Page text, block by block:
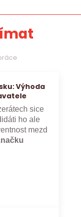
Výhoda
sice
ho ale
mezd